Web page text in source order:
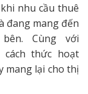
nhu cầu thuê
đang mang đến
Cùng với
cách thức hoạt
mang lại cho thị